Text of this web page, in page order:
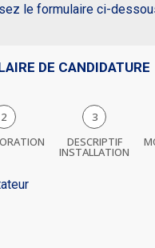
le formulaire ci-
DE CANDIDATURE
2
3
DESCRIPTIF
INSTALLATION